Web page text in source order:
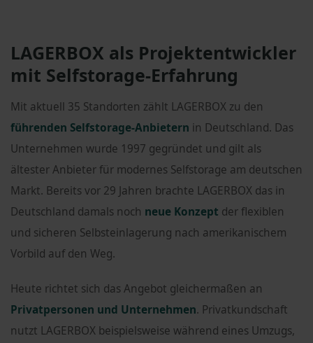
LAGERBOX als Projektentwickler
mit Selfstorage-Erfahrung
Mit aktuell 35 Standorten zählt LAGERBOX zu den
führenden Selfstorage-Anbietern in Deutschland. Das
Unternehmen wurde 1997 gegründet und gilt als
ältester Anbieter für modernes Selfstorage am deutschen
Markt. Bereits vor 29 Jahren brachte LAGERBOX das in
Deutschland damals noch neue Konzept der flexiblen
und sicheren Selbsteinlagerung nach amerikanischem
Vorbild auf den Weg.
Heute richtet sich das Angebot gleichermaßen an
Privatpersonen und Unternehmen. Privatkundschaft
nutzt LAGERBOX beispielsweise während eines Umzugs,